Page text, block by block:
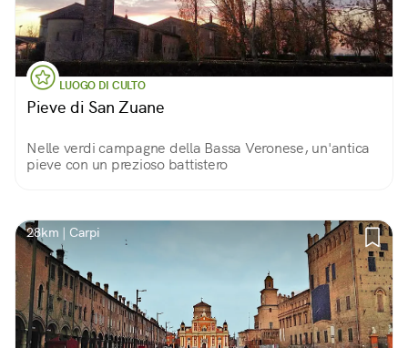
LUOGO DI CULTO
Pieve di San Zuane
Nelle verdi campagne della Bassa Veronese, un'antica
pieve con un prezioso battistero
28km | Carpi